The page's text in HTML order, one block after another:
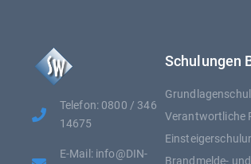
Telefon: 0800 / 346
14675
E-Mail: info@DIN-
Schulungen
Verantwortliche
Brandmelde- und